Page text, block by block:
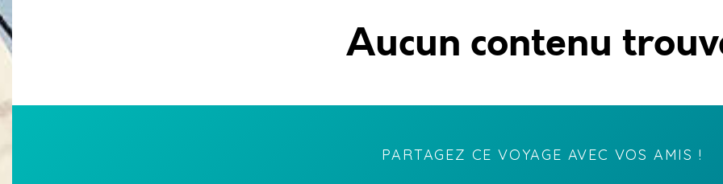
Aucun contenu
PARTAGEZ CE VOYAGE AVEC VOS AMIS !